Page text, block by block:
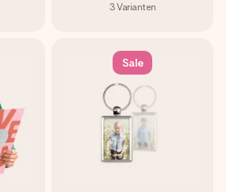
3Varianten
Sale